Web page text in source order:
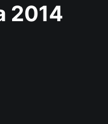
2014